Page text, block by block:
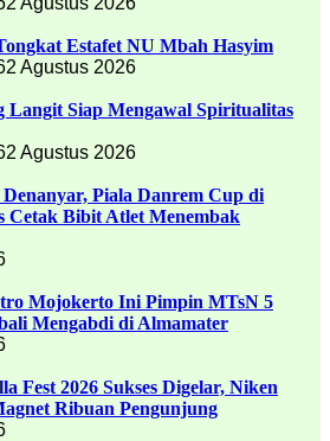
Estafet NU Mbah Hasyim
2 Agustus 2026
Langit Siap Mengawal Spiritualitas
2 Agustus 2026
Piala Danrem Cup di
Cetak Bibit Atlet Menembak
Mojokerto Ini Pimpin MTsN 5
Mengabdi di Almamater
Fest 2026 Sukses Digelar, Niken
Ribuan Pengunjung